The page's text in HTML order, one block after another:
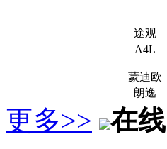
途观
A4L
蒙迪欧
朗逸
更多>>
在